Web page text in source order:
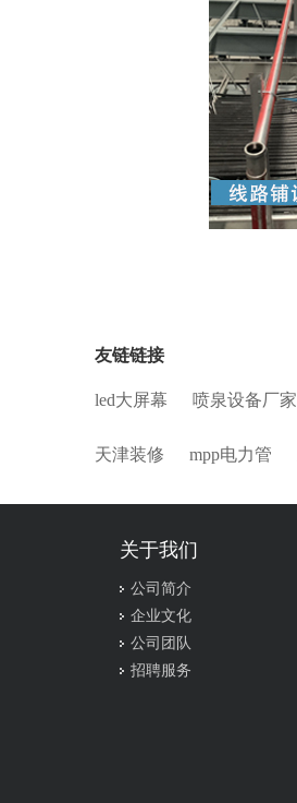
友链链接
led大屏幕 喷泉设备厂家
天津装修 mpp电力管
关于我们
公司简介
企业文化
公司团队
招聘服务